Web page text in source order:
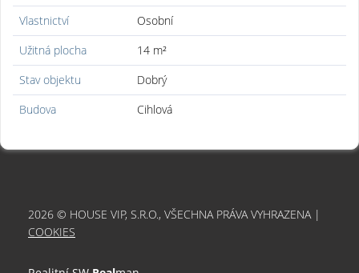
Vlastnictví
Osobní
Užitná plocha
14 m²
Stav objektu
Dobrý
Budova
Cihlová
2026 © HOUSE VIP, S.R.O., VŠECHNA PRÁVA VYHRAZENA |
COOKIES